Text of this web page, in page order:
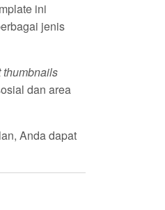
ini
jenis
thumbnails
dan area
Anda dapat